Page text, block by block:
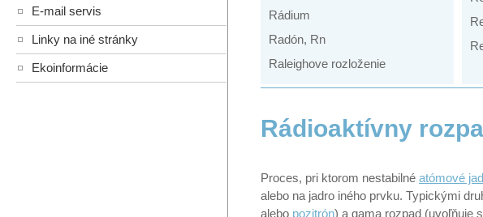
E-mail servis
Linky na iné stránky
Ekoinformácie
Rádium
Radón, Rn
Raleighove rozloženie
Rádioaktívny
Proces, pri ktorom nestabilné atómové
alebo na jadro iného prvku. Typickými
alebo pozitrón) a gama rozpad (uvoľňuje